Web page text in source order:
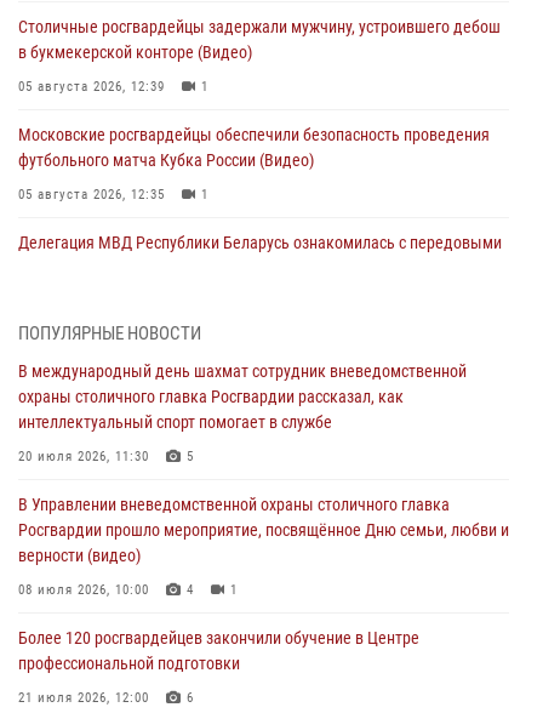
Столичные росгвардейцы задержали мужчину, устроившего дебош
в букмекерской конторе (Видео)
05 августа 2026, 12:39 1
Московские росгвардейцы обеспечили безопасность проведения
футбольного матча Кубка России (Видео)
05 августа 2026, 12:35 1
Делегация МВД Республики Беларусь ознакомилась с передовыми
боевому самбо. (видео)
04 августа 2026, 14:00
Офицер Росгвардии стал гостем прямого эфира на «Радио Москвы»
04 августа 2026, 12:28
В Москве росгвардейцы задержали подозреваемого в нападении
на охранника торгового центра (видео)
В Главном управлении Росгвардии по городу Москве подвели итоги
работы подразделений за прошедший месяц
ПОПУЛЯРНЫЕ НОВОСТИ
В международный день шахмат сотрудник вневедомственной
охраны столичного главка Росгвардии рассказал, как
интеллектуальный спорт помогает в службе
20 июля 2026, 11:30 5
В Управлении вневедомственной охраны столичного главка
Росгвардии прошло мероприятие, посвящённое Дню семьи, любви и
верности (видео)
08 июля 2026, 10:00 4 1
Более 120 росгвардейцев закончили обучение в Центре
профессиональной подготовки
21 июля 2026, 12:00 6